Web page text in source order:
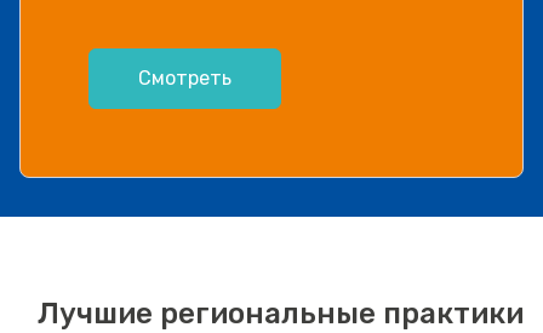
Посмотреть
Лучшие региональные практики